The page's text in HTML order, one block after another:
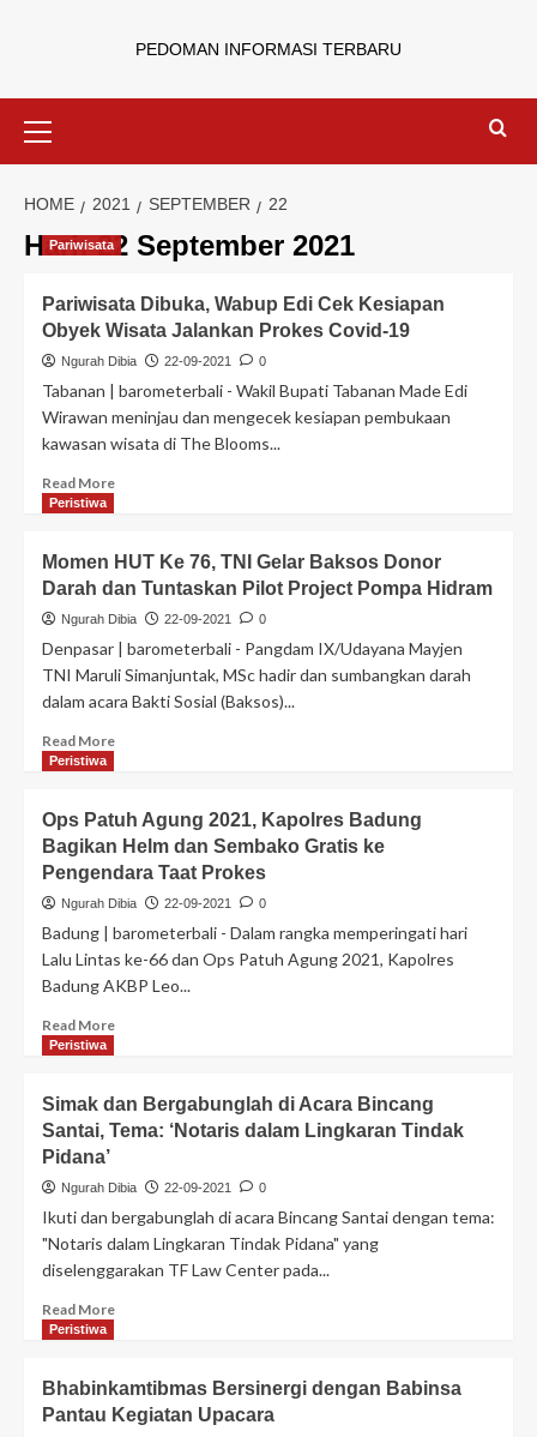
PEDOMAN INFORMASI TERBARU
HOME 2021 SEPTEMBER 22
Hari:22 September 2021
Pariwisata
Pariwisata Dibuka, Wabup Edi Cek Kesiapan
Obyek Wisata Jalankan Prokes Covid-19
Ngurah Dibia 22-09-2021 0
Tabanan | barometerbali - Wakil Bupati Tabanan Made Edi
Wirawan meninjau dan mengecek kesiapan pembukaan
kawasan wisata di The Blooms...
Read More
Peristiwa
Momen HUT Ke 76, TNI Gelar Baksos Donor
Darah dan Tuntaskan Pilot Project Pompa Hidram
Ngurah Dibia 22-09-2021 0
Denpasar | barometerbali - Pangdam IX/Udayana Mayjen
TNI Maruli Simanjuntak, MSc hadir dan sumbangkan darah
dalam acara Bakti Sosial (Baksos)...
Read More
Peristiwa
Ops Patuh Agung 2021, Kapolres Badung
Bagikan Helm dan Sembako Gratis ke
Pengendara Taat Prokes
Ngurah Dibia 22-09-2021 0
Badung | barometerbali - Dalam rangka memperingati hari
Lalu Lintas ke-66 dan Ops Patuh Agung 2021, Kapolres
Badung AKBP Leo...
Read More
Peristiwa
Simak dan Bergabunglah di Acara Bincang
Santai, Tema: ‘Notaris dalam Lingkaran Tindak
Pidana’
Ngurah Dibia 22-09-2021 0
Ikuti dan bergabunglah di acara Bincang Santai dengan tema:
"Notaris dalam Lingkaran Tindak Pidana" yang
diselenggarakan TF Law Center pada...
Read More
Peristiwa
Bhabinkamtibmas Bersinergi dengan Babinsa
Pantau Kegiatan Upacara